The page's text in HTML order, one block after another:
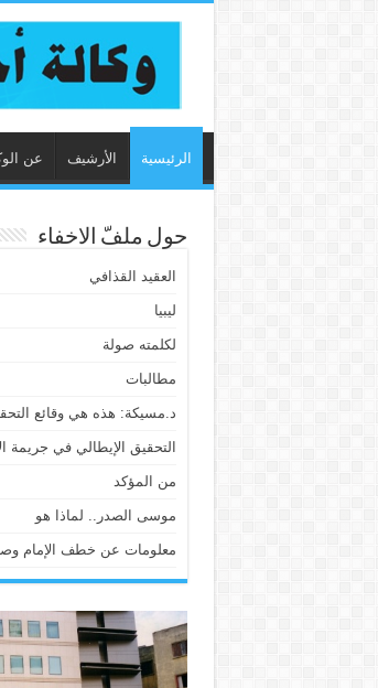
الرئيسية الأرشيف عن
حول ملفّ الاخفاء
العقيد القذافي
ليبيا
لكلمته صولة
مطالبات
د.مسيكة: هذه هي وقائع
التحقيق الإيطالي في جريمة
من المؤكد
موسى الصدر.. لماذا هو
معلومات عن خطف الإمام